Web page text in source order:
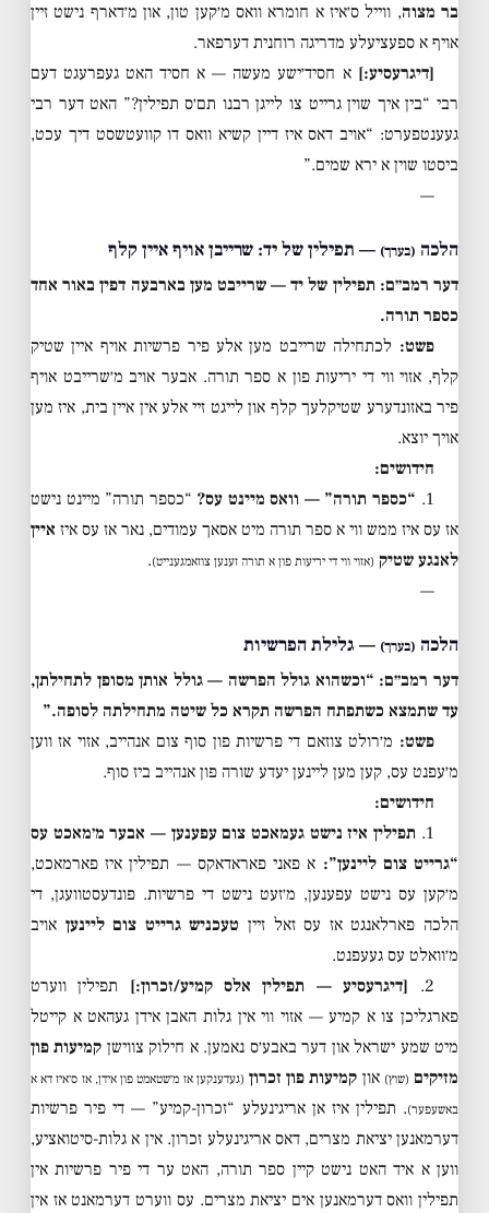
בר מצוה, ווייל ס׳איז א חומרא וואס מ׳קען טון, און מ׳דארף נישט זיין
אויף א ספעציעלע מדריגה רוחנית דערפאר.
[דיגרעסיע:] א חסיד׳ישע מעשה — א חסיד האט געפרעגט דעם
רבי “בין איך שוין גרייט צו לייגן רבנו תם׳ס תפילין?” האט דער רבי
געענטפערט: “אויב דאס איז דיין קשיא וואס דו קוועטשסט דיך עכט,
ביסטו שוין א ירא שמים.”
—
הלכה (בערך) — תפילין של יד: שרייבן אויף איין קלף
דער רמב״ם: תפילין של יד — שרייבט מען בארבעה דפין באור אחד
כספר תורה.
פשט: לכתחילה שרייבט מען אלע פיר פרשיות אויף איין שטיק
קלף, אזוי ווי די יריעות פון א ספר תורה. אבער אויב מ׳שרייבט אויף
פיר באזונדערע שטיקלעך קלף און לייגט זיי אלע אין איין בית, איז מען
אויך יוצא.
חידושים:
1. “כספר תורה” — וואס מיינט עס? “כספר תורה” מיינט נישט
אז עס איז ממש ווי א ספר תורה מיט אסאך עמודים, נאר אז עס איז איין
לאנגע שטיק (אזוי ווי די יריעות פון א תורה זענען צוזאמגענייט).
—
הלכה (בערך) — גלילת הפרשיות
דער רמב״ם: “וכשהוא גולל הפרשה — גולל אותן מסופן לתחילתן,
עד שתמצא כשתפתח הפרשה תקרא כל שיטה מתחילתה לסופה.”
פשט: מ׳רולט צוזאם די פרשיות פון סוף צום אנהייב, אזוי אז ווען
מ׳עפנט עס, קען מען ליינען יעדע שורה פון אנהייב ביז סוף.
חידושים:
1. תפילין איז נישט געמאכט צום עפענען — אבער מ׳מאכט עס
“גרייט צום ליינען”: א פאני פאראדאקס — תפילין איז פארמאכט,
מ׳קען עס נישט עפענען, מ׳זעט נישט די פרשיות. פונדעסטוועגן, די
הלכה פארלאנגט אז עס זאל זיין טעכניש גרייט צום ליינען אויב
מ׳וואלט עס געעפנט.
2.
[דיגרעסיע — תפילין אלס קמיע/זכרון:] תפילין ווערט
פארגליכן צו א קמיע — אזוי ווי אין גלות האבן אידן געהאט א קייטל
מיט שמע ישראל און דער באבע׳ס נאמען. א חילוק צווישן קמיעות פון
מזיקים (שוץ) און קמיעות פון זכרון (געדענקען אז מ׳שטאמט פון אידן, אז ס׳איז דא א
באשעפער). תפילין איז אן אריגינעלע “זכרון-קמיע” — די פיר פרשיות
דערמאנען יציאת מצרים, דאס אריגינעלע זכרון. אין א גלות-סיטואציע,
ווען א איד האט נישט קיין ספר תורה, האט ער די פיר פרשיות אין
תפילין וואס דערמאנען אים יציאת מצרים. עס ווערט דערמאנט אז אין